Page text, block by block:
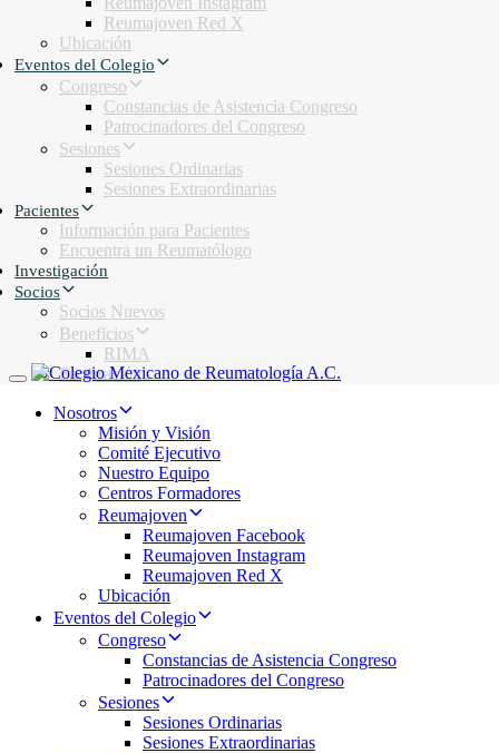
Reumajoven Red X
Ubicación
Eventos del Colegio
Congreso
Constancias de Asistencia Congreso
Patrocinadores del Congreso
Sesiones
Sesiones Ordinarias
Sesiones Extraordinarias
Pacientes
Información para Pacientes
Encuentra un Reumatólogo
Investigación
Socios
Socios Nuevos
Beneficios
RIMA
Facturación
Toggle navigation
Nosotros
Misión y Visión
Comité Ejecutivo
Nuestro Equipo
Centros Formadores
Reumajoven
Reumajoven Facebook
Reumajoven Instagram
Reumajoven Red X
Ubicación
Eventos del Colegio
Congreso
Constancias de Asistencia Congreso
Patrocinadores del Congreso
Sesiones
Sesiones Ordinarias
Sesiones Extraordinarias